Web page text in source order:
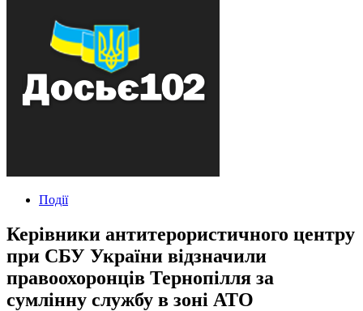
Події
Керівники антитерористичного центру
при СБУ України відзначили
правоохоронців Тернопілля за
сумлінну службу в зоні АТО